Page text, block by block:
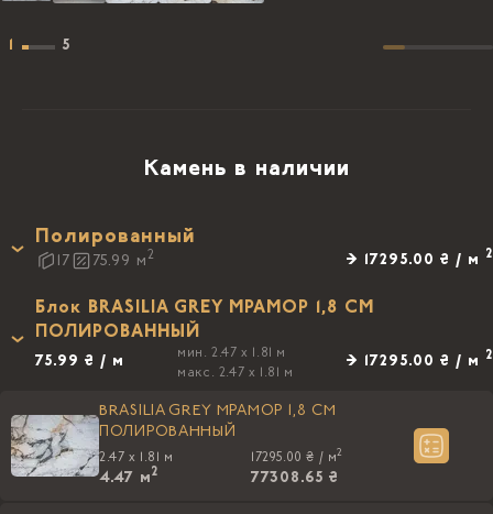
1 5
Камень в наличии
Полированный
17 75.99 м2 → 17295.00 ₴ / м 2
Блок BRASILIA GREY МРАМОР 1,8 CM
ПОЛИРОВАННЫЙ
75.99 ₴ / м
мин. 2.47 x 1.81 м
макс. 2.47 x 1.81 м
→ 17295.00 ₴ / м 2
BRASILIA GREY МРАМОР 1,8 CM
ПОЛИРОВАННЫЙ
2.47 x 1.81 м
4.47 м2
17295.00 ₴ / м2
77308.65 ₴